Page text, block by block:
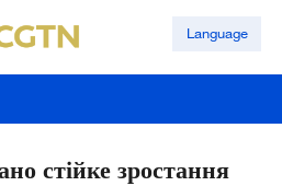
Language
стійке зростання